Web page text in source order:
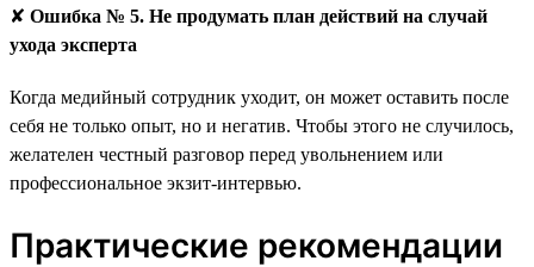
✘ Ошибка № 5. Не продумать план действий на случай
ухода эксперта
Когда медийный сотрудник уходит, он может оставить после
себя не только опыт, но и негатив. Чтобы этого не случилось,
желателен честный разговор перед увольнением или
профессиональное экзит-интервью.
Практические рекомендации